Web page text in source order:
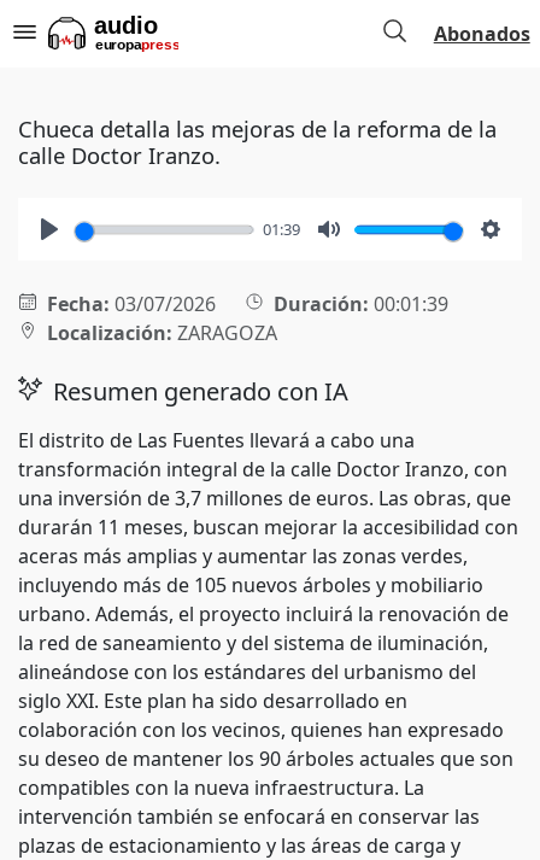
Abonados
Chueca detalla las mejoras de la reforma de la
calle Doctor Iranzo.
01:39
Fecha: 03/07/2026 Duración: 00:01:39
Localización: ZARAGOZA
Resumen generado con IA
El distrito de Las Fuentes llevará a cabo una
transformación integral de la calle Doctor Iranzo, con
una inversión de 3,7 millones de euros. Las obras, que
durarán 11 meses, buscan mejorar la accesibilidad con
aceras más amplias y aumentar las zonas verdes,
incluyendo más de 105 nuevos árboles y mobiliario
urbano. Además, el proyecto incluirá la renovación de
la red de saneamiento y del sistema de iluminación,
alineándose con los estándares del urbanismo del
siglo XXI. Este plan ha sido desarrollado en
colaboración con los vecinos, quienes han expresado
su deseo de mantener los 90 árboles actuales que son
compatibles con la nueva infraestructura. La
intervención también se enfocará en conservar las
plazas de estacionamiento y las áreas de carga y